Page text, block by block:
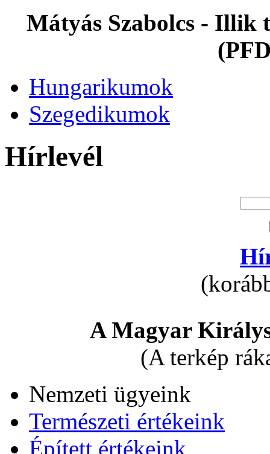
Mátyás Szabolcs - Illik
Hungarikumok
Szegedikumok
Hírlevél
A Magyar
(A terkép
Nemzeti ügyeink
Természeti értékeink
Épített értékeink